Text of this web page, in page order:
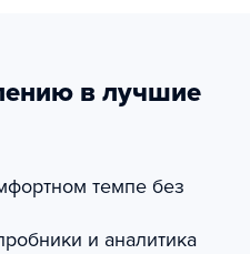
в лучшие
темпе без
и аналитика